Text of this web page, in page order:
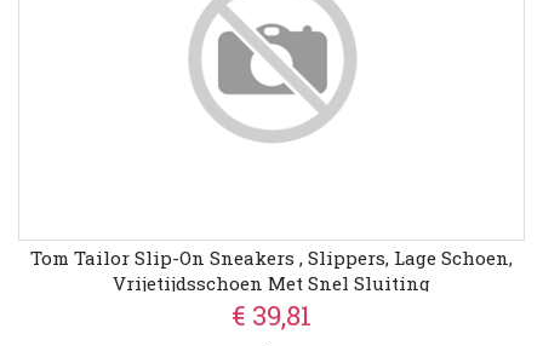
Tom Tailor Slip-On Sneakers , Slippers, Lage Schoen,
Vrijetijdsschoen Met Snel Sluiting
€ 39,81